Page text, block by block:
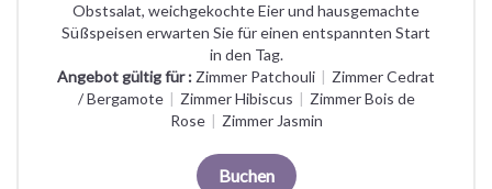
Obstsalat, weichgekochte Eier und hausgemachte
Süßspeisen erwarten Sie für einen entspannten Start
in den Tag.
Angebot gültig für :Zimmer Patchouli
Zimmer Cedrat
/ Bergamote
Zimmer Hibiscus
Zimmer Bois de
Rose
Zimmer Jasmin
Buchen